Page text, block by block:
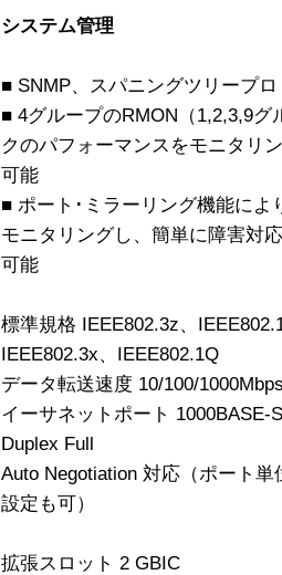
システム管理
■ SNMP、スパニングツリープ
■ 4グループのRMON（1,2,3,9
クのパフォーマンスをモニタリ
可能
■ ポート･ミラーリング機能に
モニタリングし、簡単に障害対
可能
標準規格 IEEE802.3z、
IEEE802.3x、IEEE802.1Q
データ転送速度 10/100/
イーサネットポート 1000BASE-
Duplex Full
Auto Negotiation 対応（ポート
設定も可）
拡張スロット 2 GBIC